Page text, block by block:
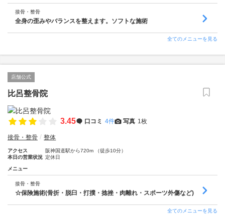
接骨・整骨
全身の歪みやバランスを整えます。ソフトな施術
全てのメニューを見る
店舗公式
比呂整骨院
3.45 口コミ 4件 写真 1枚
接骨・整骨 整体
アクセス
阪神国道駅から720m （徒歩10分）
本日の営業状況 定休日
メニュー
接骨・整骨
☆保険施術(骨折・脱臼・打撲・捻挫・肉離れ・スポーツ外傷など)
全てのメニューを見る